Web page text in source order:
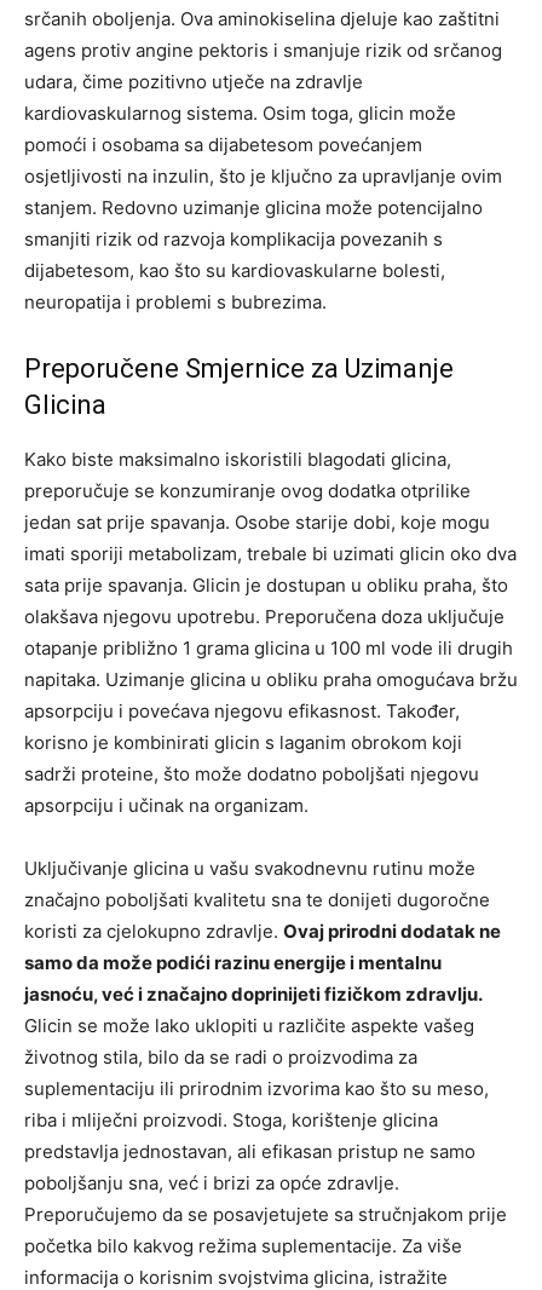
srčanih oboljenja. Ova aminokiselina djeluje kao zaštitni
agens protiv angine pektoris i smanjuje rizik od srčanog
udara, čime pozitivno utječe na zdravlje
kardiovaskularnog sistema. Osim toga, glicin može
pomoći i osobama sa dijabetesom povećanjem
osjetljivosti na inzulin, što je ključno za upravljanje ovim
stanjem. Redovno uzimanje glicina može potencijalno
smanjiti rizik od razvoja komplikacija povezanih s
dijabetesom, kao što su kardiovaskularne bolesti,
neuropatija i problemi s bubrezima.
Preporučene Smjernice za Uzimanje
Glicina
Kako biste maksimalno iskoristili blagodati glicina,
preporučuje se konzumiranje ovog dodatka otprilike
jedan sat prije spavanja. Osobe starije dobi, koje mogu
imati sporiji metabolizam, trebale bi uzimati glicin oko dva
sata prije spavanja. Glicin je dostupan u obliku praha, što
olakšava njegovu upotrebu. Preporučena doza uključuje
otapanje približno 1 grama glicina u 100 ml vode ili drugih
napitaka. Uzimanje glicina u obliku praha omogućava bržu
apsorpciju i povećava njegovu efikasnost. Također,
korisno je kombinirati glicin s laganim obrokom koji
sadrži proteine, što može dodatno poboljšati njegovu
apsorpciju i učinak na organizam.
Uključivanje glicina u vašu svakodnevnu rutinu može
značajno poboljšati kvalitetu sna te donijeti dugoročne
koristi za cjelokupno zdravlje. Ovaj prirodni dodatak ne
samo da može podići razinu energije i mentalnu
jasnoću, već i značajno doprinijeti fizičkom zdravlju.
Glicin se može lako uklopiti u različite aspekte vašeg
životnog stila, bilo da se radi o proizvodima za
suplementaciju ili prirodnim izvorima kao što su meso,
riba i mliječni proizvodi. Stoga, korištenje glicina
predstavlja jednostavan, ali efikasan pristup ne samo
poboljšanju sna, već i brizi za opće zdravlje.
Preporučujemo da se posavjetujete sa stručnjakom prije
početka bilo kakvog režima suplementacije. Za više
informacija o korisnim svojstvima glicina, istražite